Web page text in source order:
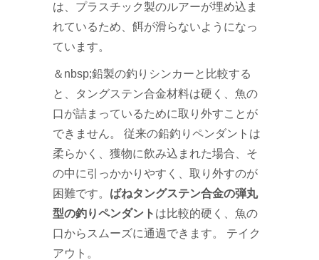
は、プラスチック製のルアーが埋め込ま
れているため、餌が滑らないようになっ
ています。
＆nbsp;鉛製の釣りシンカーと比較する
と、タングステン合金材料は硬く、魚の
口が詰まっているために取り外すことが
できません。 従来の鉛釣りペンダントは
柔らかく、獲物に飲み込まれた場合、そ
の中に引っかかりやすく、取り外すのが
困難です。 ばねタングステン合金の弾丸
型の釣りペンダント は比較的硬く、魚の
口からスムーズに通過できます。 テイク
アウト。